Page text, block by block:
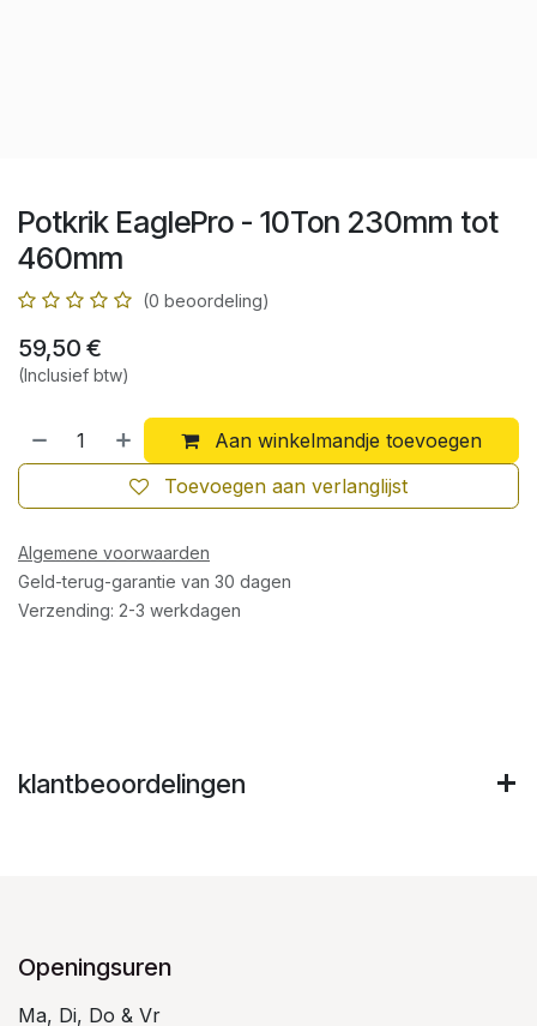
Potkrik EaglePro - 10Ton 230mm tot
460mm
(0 beoordeling)
59,50 €
(Inclusief btw)
Aan winkelmandje toevoegen
Toevoegen aan verlanglijst
Algemene voorwaarden
Geld-terug-garantie van 30 dagen
Verzending: 2-3 werkdagen
klantbeoordelingen
Openingsuren
Ma, Di, Do & Vr